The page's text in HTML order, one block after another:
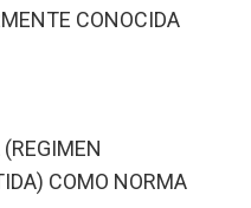
CONOCIDA
COMO NORMA